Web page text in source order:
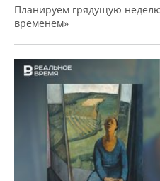
Планируем грядущую
временем»